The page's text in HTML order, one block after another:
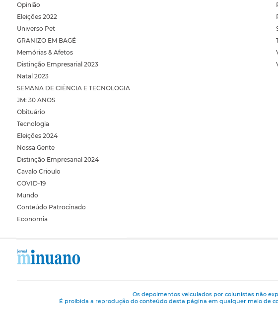
Opinião
Eleições 2022
Universo Pet
GRANIZO EM BAGÉ
Memórias & Afetos
Distinção Empresarial 2023
Natal 2023
SEMANA DE CIÊNCIA E TECNOLOGIA
JM: 30 ANOS
Obituário
Tecnologia
Eleições 2024
Nossa Gente
Distinção Empresarial 2024
Cavalo Crioulo
COVID-19
Mundo
Conteúdo Patrocinado
Economia
Os depoimentos veiculados por colunistas não
É proibida a reprodução do conteúdo desta página em qualquer meio de